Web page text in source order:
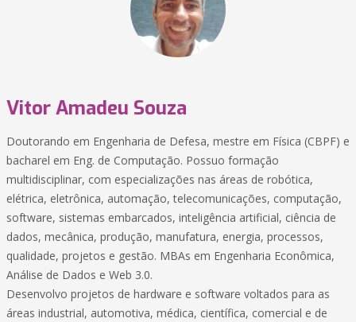
Vitor Amadeu Souza
Doutorando em Engenharia de Defesa, mestre em Física (CBPF) e
bacharel em Eng. de Computação. Possuo formação
multidisciplinar, com especializações nas áreas de robótica,
elétrica, eletrônica, automação, telecomunicações, computação,
software, sistemas embarcados, inteligência artificial, ciência de
dados, mecânica, produção, manufatura, energia, processos,
qualidade, projetos e gestão. MBAs em Engenharia Econômica,
Análise de Dados e Web 3.0.
Desenvolvo projetos de hardware e software voltados para as
áreas industrial, automotiva, médica, científica, comercial e de